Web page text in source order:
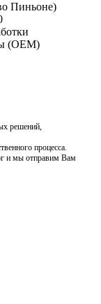
Пиньоне)
(OEM)
решений,
процесса.
и мы отправим Вам